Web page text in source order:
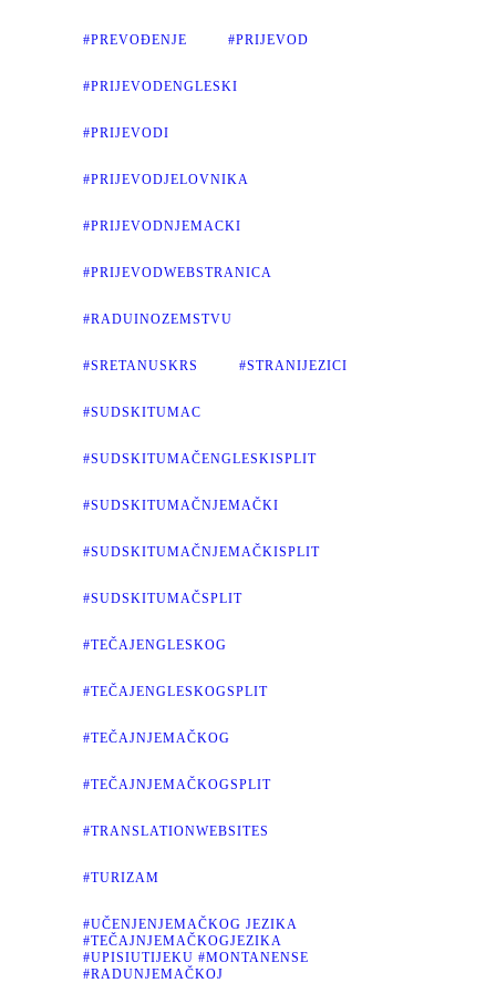
#PREVOĐENJE #PRIJEVOD
#PRIJEVODENGLESKI
#PRIJEVODI
#PRIJEVODJELOVNIKA
#PRIJEVODNJEMACKI
#PRIJEVODWEBSTRANICA
#RADUINOZEMSTVU
#SRETANUSKRS #STRANIJEZICI
#SUDSKITUMAC
#SUDSKITUMAČENGLESKISPLIT
#SUDSKITUMAČNJEMAČKI
#SUDSKITUMAČNJEMAČKISPLIT
#SUDSKITUMAČSPLIT
#TEČAJENGLESKOG
#TEČAJENGLESKOGSPLIT
#TEČAJNJEMAČKOG
#TEČAJNJEMAČKOGSPLIT
#TRANSLATIONWEBSITES
#TURIZAM
#UČENJENJEMAČKOG JEZIKA
#TEČAJNJEMAČKOGJEZIKA
#UPISIUTIJEKU #MONTANENSE
#RADUNJEMAČKOJ